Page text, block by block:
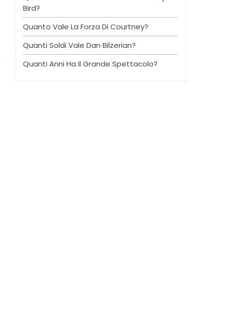
Bird?
Quanto Vale La Forza Di Courtney?
Quanti Soldi Vale Dan Bilzerian?
Quanti Anni Ha Il Grande Spettacolo?